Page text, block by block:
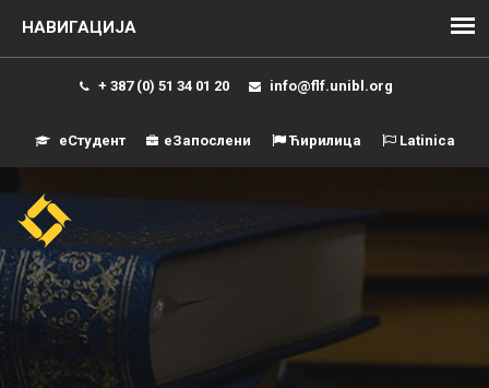
+ 387 (0) 51 34 01 20 info@flf.unibl.org
еСтудент еЗапослени Ћирилица Latinica